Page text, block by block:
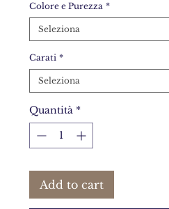
Colore e Purezza *
Seleziona
Carati *
Seleziona
Quantità *
Add to cart